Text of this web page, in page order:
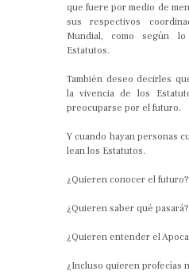
que fuere por medio de
sus respectivos
Mundial, como según
Estatutos.
También deseo decirles
la vivencia de los
preocuparse por el futuro.
Y cuando hayan personas
lean los Estatutos.
¿Quieren conocer el futuro?
¿Quieren saber qué pasará?
¿Quieren entender el
¿Incluso quieren profecías